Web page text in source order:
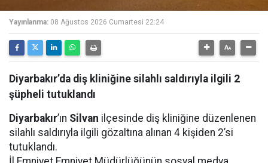
Yayınlanma: 08 Ağustos 2026 Cumartesi 22:24
Diyarbakır’da diş kliniğine silahlı saldırıyla ilgili 2
şüpheli tutuklandı
Diyarbakır’ın Silvan ilçesinde diş kliniğine düzenlenen
silahlı saldırıyla ilgili gözaltına alınan 4 kişiden 2’si
tutuklandı.